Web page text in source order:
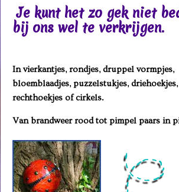
Je kunt het zo gek niet
bij ons wel te verkrijgen.
In vierkantjes, rondjes, druppel vormpjes,
bloemblaadjes, puzzelstukjes, driehoekjes,
rechthoekjes of cirkels.
Van brandweer rood tot pimpel paars in